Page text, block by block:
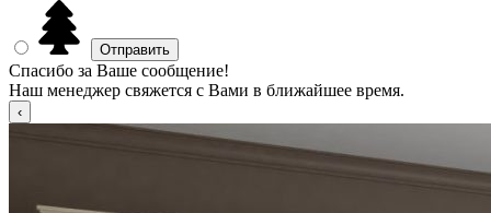
Спасибо за Ваше сообщение!
Наш менеджер свяжется с Вами в ближайшее время.